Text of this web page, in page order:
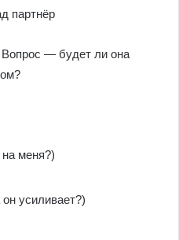
— будет ли она
меня?)
усиливает?)